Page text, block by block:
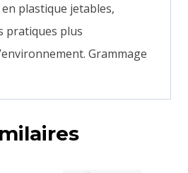
plastique jetables,
pratiques plus
Grammage